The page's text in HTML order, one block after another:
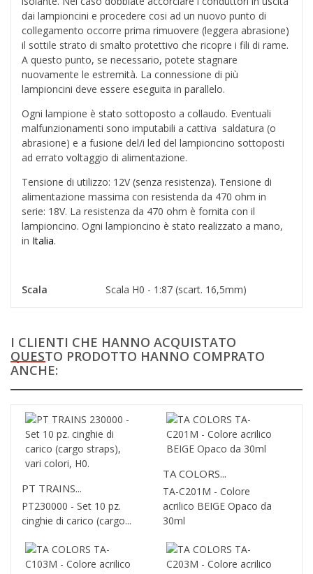
dai lampioncini e procedere cosi ad un nuovo punto di
collegamento occorre prima rimuovere (leggera abrasione)
il sottile strato di smalto protettivo che ricopre i fili di rame.
A questo punto, se necessario, potete stagnare
nuovamente le estremità. La connessione di più
lampioncini deve essere eseguita in parallelo.
Ogni lampione è stato sottoposto a collaudo. Eventuali
malfunzionamenti sono imputabili a cattiva saldatura (o
abrasione) e a fusione del/i led del lampioncino sottoposti
ad errato voltaggio di alimentazione.
Tensione di utilizzo: 12V (senza resistenza). Tensione di
alimentazione massima con resistenda da 470 ohm in
serie: 18V. La resistenza da 470 ohm è fornita con il
lampioncino. Ogni lampioncino è stato realizzato a mano,
in Italia.
Scala Scala H0 - 1:87 (scart. 16,5mm)
I CLIENTI CHE HANNO ACQUISTATO
QUESTO PRODOTTO HANNO COMPRATO
ANCHE:
PT TRAINS...
PT230000 - Set 10 pz.
cinghie di carico (cargo...
TA COLORS...
TA-C201M - Colore
acrilico BEIGE Opaco da
30ml